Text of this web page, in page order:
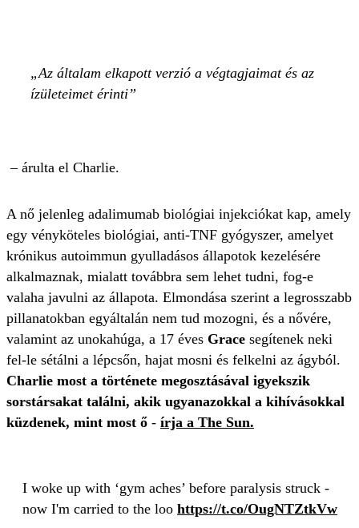
Az általam elkapott verzió a végtagjaimat és az
ízületeimet érinti
– árulta el Charlie.
A nő jelenleg adalimumab biológiai injekciókat kap, amely
egy vényköteles biológiai, anti-TNF gyógyszer, amelyet
krónikus autoimmun gyulladásos állapotok kezelésére
alkalmaznak, mialatt továbbra sem lehet tudni, fog-e
valaha javulni az állapota. Elmondása szerint a legrosszabb
pillanatokban egyáltalán nem tud mozogni, és a nővére,
valamint az unokahúga, a 17 éves Grace segítenek neki
fel-le sétálni a lépcsőn, hajat mosni és felkelni az ágyból.
Charlie most a története megosztásával igyekszik
sorstársakat találni, akik ugyanazokkal a kihívásokkal
küzdenek, mint most ő - írja a The Sun.
I woke up with ‘gym aches’ before paralysis struck -
now I'm carried to the loo https://t.co/OugNTZtkVw